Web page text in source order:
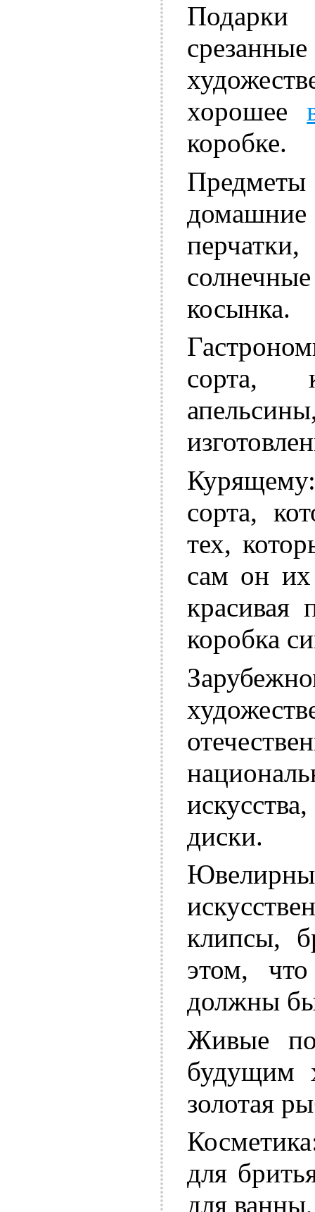
хорошее
коробке.
косынка.
сорта,
сорта,
тех,
сам он их
красивая
коробка
диски.
клипсы,
этом,
должны
Живые
будущим
золотая
для
для